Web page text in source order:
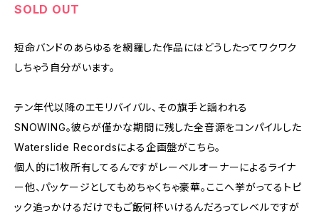
SOLD OUT
短命バンドのあらゆるを網羅した作品にはどうしたってワクワク
しちゃう自分がいます。
テン年代以降のエモリバイバル、その旗手と謡われる
SNOWING。彼らが僅かな期間に残した全音源をコンパイルした
Waterslide Recordsによる企画盤がこちら。
個人的に1枚所有してるんですがレーベルオーナーによるライナ
ー他、パッケージとしてもめちゃくちゃ豪華。ここへ挙がってるトピ
ック追っかけるだけでもご飯何杯いけるんだろってレベルですが